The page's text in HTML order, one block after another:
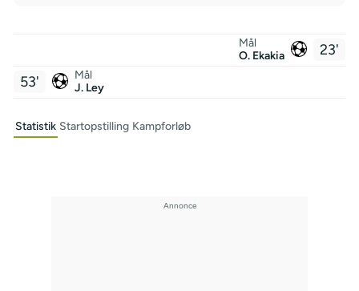
23'
Mål
O. Ekakia
Mål
J. Ley
53'
Statistik Startopstilling Kampforløb